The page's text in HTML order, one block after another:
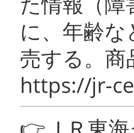
に、年齢
売する。
https://jr-